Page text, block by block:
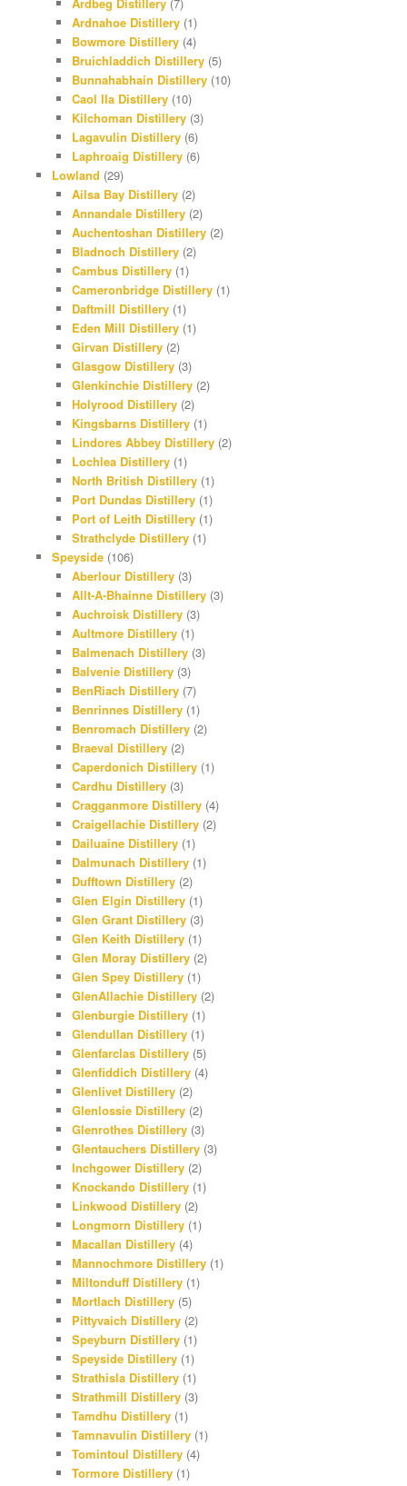
Ardnahoe Distillery (1)
Bowmore Distillery (4)
Bruichladdich Distillery (5)
Bunnahabhain Distillery (10)
Caol Ila Distillery (10)
Kilchoman Distillery (3)
Lagavulin Distillery (6)
Laphroaig Distillery (6)
Lowland (29)
Ailsa Bay Distillery (2)
Annandale Distillery (2)
Auchentoshan Distillery (2)
Bladnoch Distillery (2)
Cambus Distillery (1)
Cameronbridge Distillery (1)
Daftmill Distillery (1)
Eden Mill Distillery (1)
Girvan Distillery (2)
Glasgow Distillery (3)
Glenkinchie Distillery (2)
Holyrood Distillery (2)
Kingsbarns Distillery (1)
Lindores Abbey Distillery (2)
Lochlea Distillery (1)
North British Distillery (1)
Port Dundas Distillery (1)
Port of Leith Distillery (1)
Strathclyde Distillery (1)
Speyside(106)
Aberlour Distillery (3)
Allt-A-Bhainne Distillery (3)
Auchroisk Distillery (3)
Aultmore Distillery (1)
Balmenach Distillery (3)
Balvenie Distillery (3)
BenRiach Distillery (7)
Benrinnes Distillery (1)
Benromach Distillery (2)
Braeval Distillery (2)
Caperdonich Distillery (1)
Cardhu Distillery (3)
Cragganmore Distillery (4)
Craigellachie Distillery (2)
Dailuaine Distillery (1)
Dalmunach Distillery (1)
Dufftown Distillery (2)
Glen Elgin Distillery (1)
Glen Grant Distillery (3)
Glen Keith Distillery (1)
Glen Moray Distillery (2)
Glen Spey Distillery (1)
GlenAllachie Distillery (2)
Glenburgie Distillery (1)
Glendullan Distillery (1)
Glenfarclas Distillery (5)
Glenfiddich Distillery (4)
Glenlivet Distillery (2)
Glenlossie Distillery (2)
Glenrothes Distillery (3)
Glentauchers Distillery (3)
Inchgower Distillery (2)
Knockando Distillery (1)
Linkwood Distillery (2)
Longmorn Distillery (1)
Macallan Distillery (4)
Mannochmore Distillery (1)
Miltonduff Distillery (1)
Mortlach Distillery (5)
Pittyvaich Distillery (2)
Speyburn Distillery (1)
Speyside Distillery (1)
Strathisla Distillery (1)
Strathmill Distillery (3)
Tamdhu Distillery (1)
Tamnavulin Distillery (1)
Tomintoul Distillery (4)
Tormore Distillery (1)